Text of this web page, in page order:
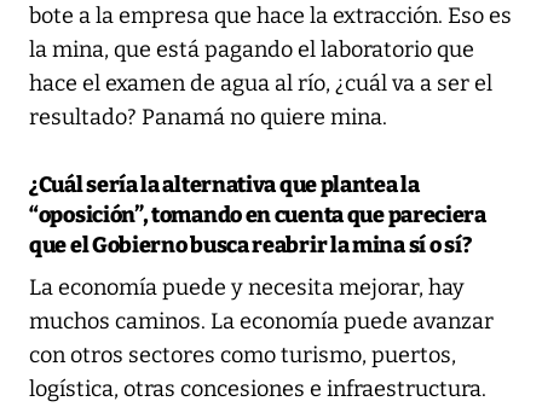
bote a la empresa que hace la extracción. Eso es
la mina, que está pagando el laboratorio que
hace el examen de agua al río, ¿cuál va a ser el
resultado? Panamá no quiere mina.
¿Cuál sería la alternativa que plantea la
“oposición”, tomando en cuenta que pareciera
que el Gobierno busca reabrir la mina sí o sí?
La economía puede y necesita mejorar, hay
muchos caminos. La economía puede avanzar
con otros sectores como turismo, puertos,
logística, otras concesiones e infraestructura.